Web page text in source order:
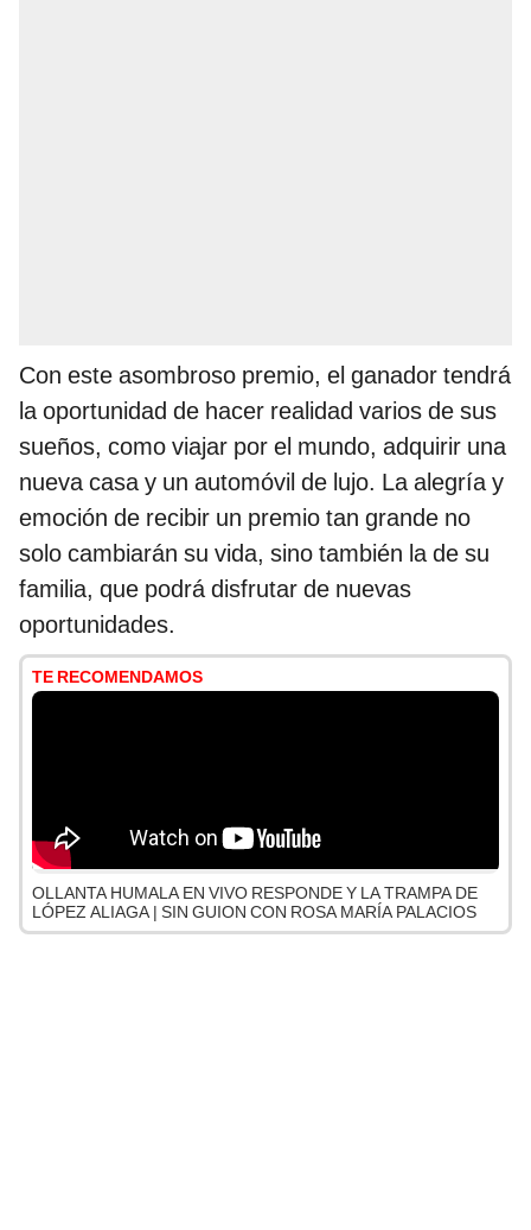
Con este asombroso premio, el ganador tendrá
la oportunidad de hacer realidad varios de sus
sueños, como viajar por el mundo, adquirir una
nueva casa y un automóvil de lujo. La alegría y
emoción de recibir un premio tan grande no
solo cambiarán su vida, sino también la de su
familia, que podrá disfrutar de nuevas
oportunidades.
TE RECOMENDAMOS
OLLANTA HUMALA EN VIVO RESPONDE Y LA TRAMPA DE
LÓPEZ ALIAGA | SIN GUION CON ROSA MARÍA PALACIOS